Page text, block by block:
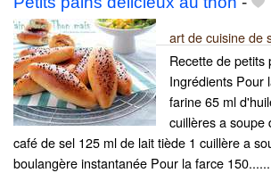
art de cuisine de
Recette de petits
Ingrédients Pour
farine 65 ml
cuillères a soupe
café de sel 125 ml de lait tiède 1 cuillère a
boulangère instantanée Pour la farce 150......